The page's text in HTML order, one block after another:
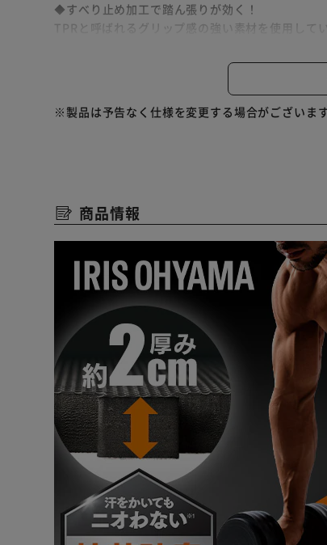
◆すべり止め加工で踏ん張りが効く！
TPRと呼ばれるグリップ感の強い素材を使用して
隙間を埋めてきれいに施工！
※製品は予告なく仕様を変更する場合がございま
商品情報